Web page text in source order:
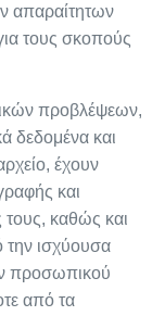
απαραίτητων
τους σκοπούς
προβλέψεων,
δεδομένα και
έχουν
και
τους, καθώς και
ισχύουσα
προσωπικού
από τα